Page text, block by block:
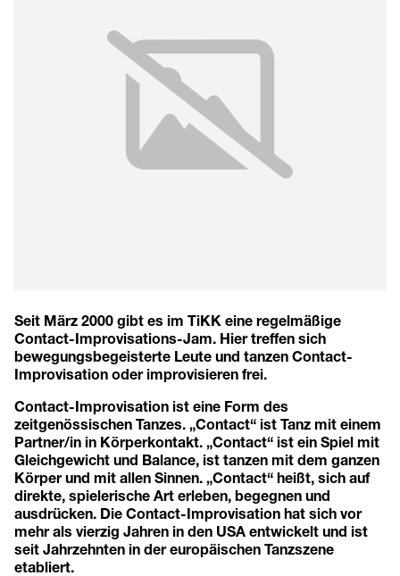
Seit März 2000 gibt es im TiKK eine regelmäßige
Contact-Improvisations-Jam. Hier treffen sich
bewegungsbegeisterte Leute und tanzen Contact-
Improvisation oder improvisieren frei.
Contact-Improvisation ist eine Form des
zeitgenössischen Tanzes. „Contact“ ist Tanz mit einem
Partner/in in Körperkontakt. „Contact“ ist ein Spiel mit
Gleichgewicht und Balance, ist tanzen mit dem ganzen
Körper und mit allen Sinnen. „Contact“ heißt, sich auf
direkte, spielerische Art erleben, begegnen und
ausdrücken. Die Contact-Improvisation hat sich vor
mehr als vierzig Jahren in den USA entwickelt und ist
seit Jahrzehnten in der europäischen Tanzszene
etabliert.